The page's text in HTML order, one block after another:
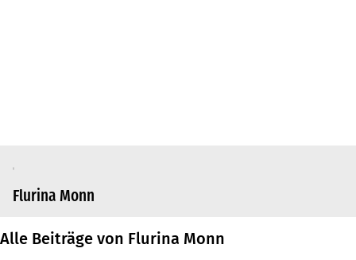
Flurina Monn
Alle Beiträge von Flurina Monn